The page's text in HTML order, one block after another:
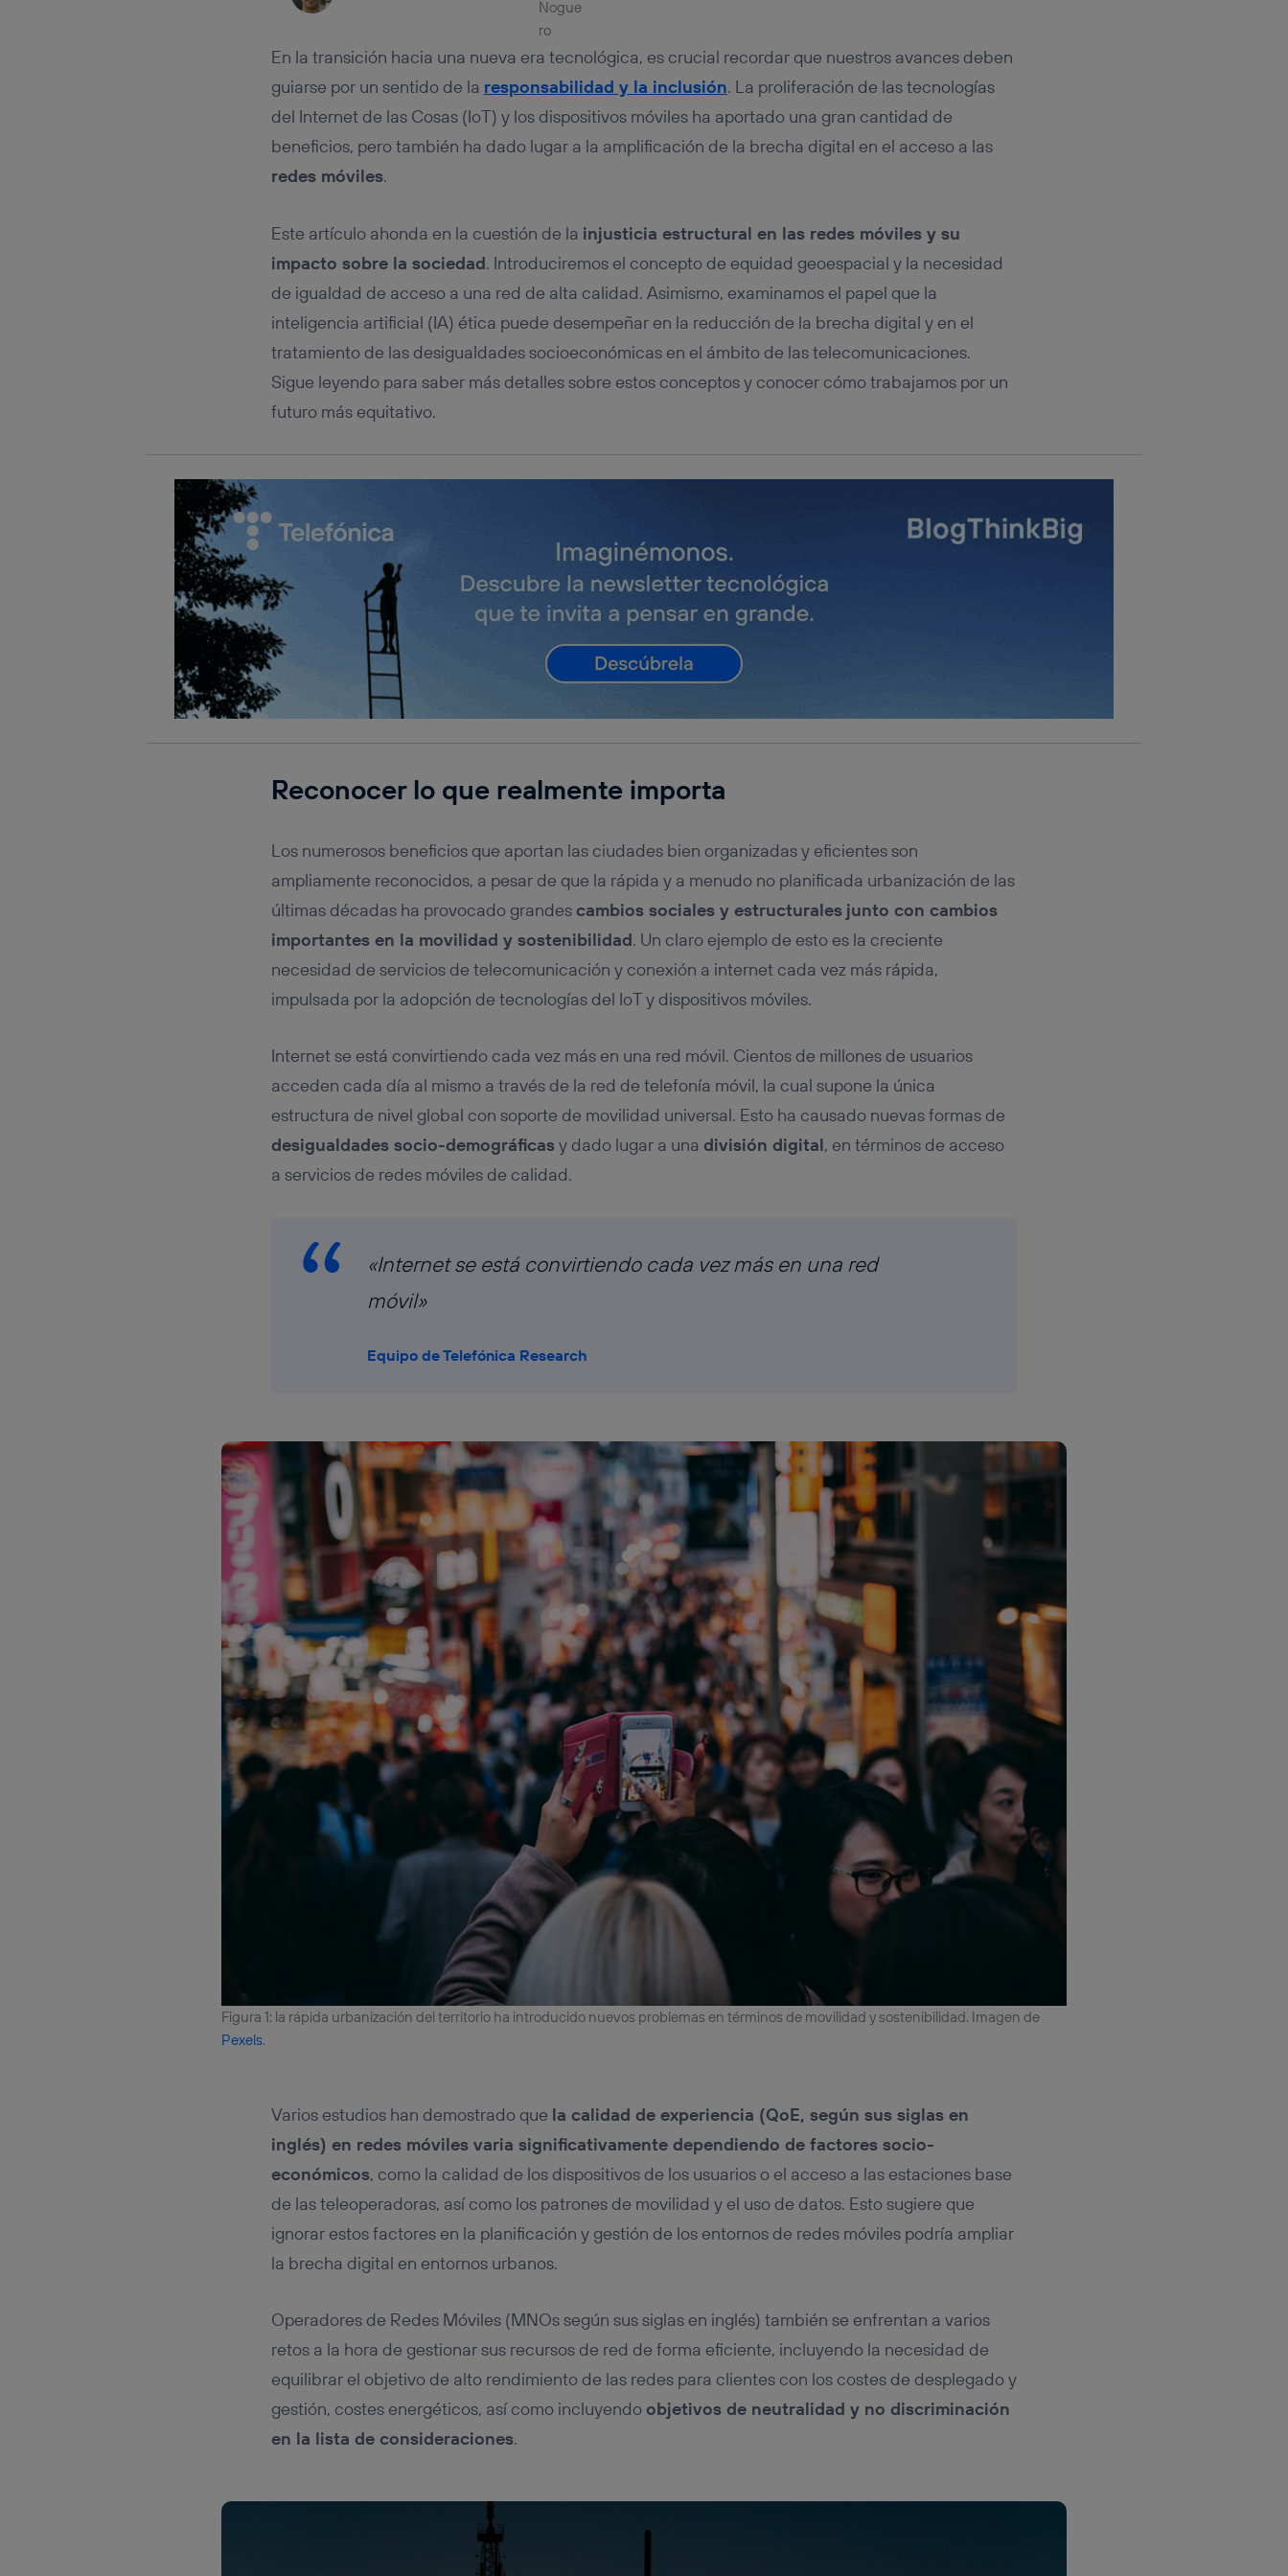
En la transición hacia una nueva era tecnológica, es crucial recordar que nuestros avances deben
guiarse por un sentido de la responsabilidad y la inclusión. La proliferación de las tecnologías
del Internet de las Cosas (IoT) y los dispositivos móviles ha aportado una gran cantidad de
beneficios, pero también ha dado lugar a la amplificación de la brecha digital en el acceso a las
redes móviles.
Este artículo ahonda en la cuestión de la injusticia estructural en las redes móviles y su
impacto sobre la sociedad. Introduciremos el concepto de equidad geoespacial y la necesidad
de igualdad de acceso a una red de alta calidad. Asimismo, examinamos el papel que la
inteligencia artificial (IA) ética puede desempeñar en la reducción de la brecha digital y en el
tratamiento de las desigualdades socioeconómicas en el ámbito de las telecomunicaciones.
Sigue leyendo para saber más detalles sobre estos conceptos y conocer cómo trabajamos por un
futuro más equitativo.
Reconocer lo que realmente importa
Los numerosos beneficios que aportan las ciudades bien organizadas y eficientes son
ampliamente reconocidos, a pesar de que la rápida y a menudo no planificada urbanización de las
últimas décadas ha provocado grandescambios sociales y estructurales junto con cambios
importantes en la movilidad y sostenibilidad. Un claro ejemplo de esto es la creciente
necesidad de servicios de telecomunicación y conexión a internet cada vez más rápida,
impulsada por la adopción de tecnologías del IoT y dispositivos móviles.
Internet se está convirtiendo cada vez más en una red móvil. Cientos de millones de usuarios
acceden cada día al mismo a través de la red de telefonía móvil, la cual supone la única
estructura de nivel global con soporte de movilidad universal. Esto ha causado nuevas formas de
desigualdades socio-demográficasy dado lugar a una división digital, en términos de acceso
a servicios de redes móviles de calidad.
«Internet se está convirtiendo cada vez más en una red
móvil»
Equipo de Telefónica Research
Figura 1: la rápida urbanización del territorio ha introducido nuevos problemas en términos de movilidad y sostenibilidad. Imagen de
Pexels.
Varios estudios han demostrado que la calidad de experiencia (QoE, según sus siglas en
inglés) en redes móviles varia significativamente dependiendo de factores socio-
económicos, como la calidad de los dispositivos de los usuarios o el acceso a las estaciones base
de las teleoperadoras, así como los patrones de movilidad y el uso de datos. Esto sugiere que
ignorar estos factores en la planificación y gestión de los entornos de redes móviles podría ampliar
la brecha digital en entornos urbanos.
Operadores de Redes Móviles (MNOs según sus siglas en inglés) también se enfrentan a varios
retos a la hora de gestionar sus recursos de red de forma eficiente, incluyendo la necesidad de
equilibrar el objetivo de alto rendimiento de las redes para clientes con los costes de desplegado y
gestión, costes energéticos, así como incluyendoobjetivos de neutralidad y no discriminación
en la lista de consideraciones.
conecte su dispositivo y consienta el uso de la tecnología recibirá el mismo identificador.
Si utilizas una conexión de banda ancha(p. ej., Wi-Fi), el marketing o análisis se
realizará en función de las actividades de navegación de los miembros del hogar que
hayan dado su consentimiento.
Si utilizasdatos móviles , el marketing será más personalizado, ya que se basará
únicamente en la navegación del usuario del móvil.
Puedes gestionar los consentimientos Utiq seleccionando “Administrar Utiq” en la parte